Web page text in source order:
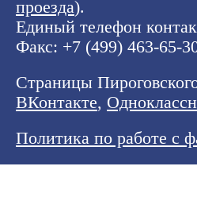
проезда).
Единый телефон
Факс: +7 (499) 463-65-
Страницы
ВКонтакте,
Политика по работе с